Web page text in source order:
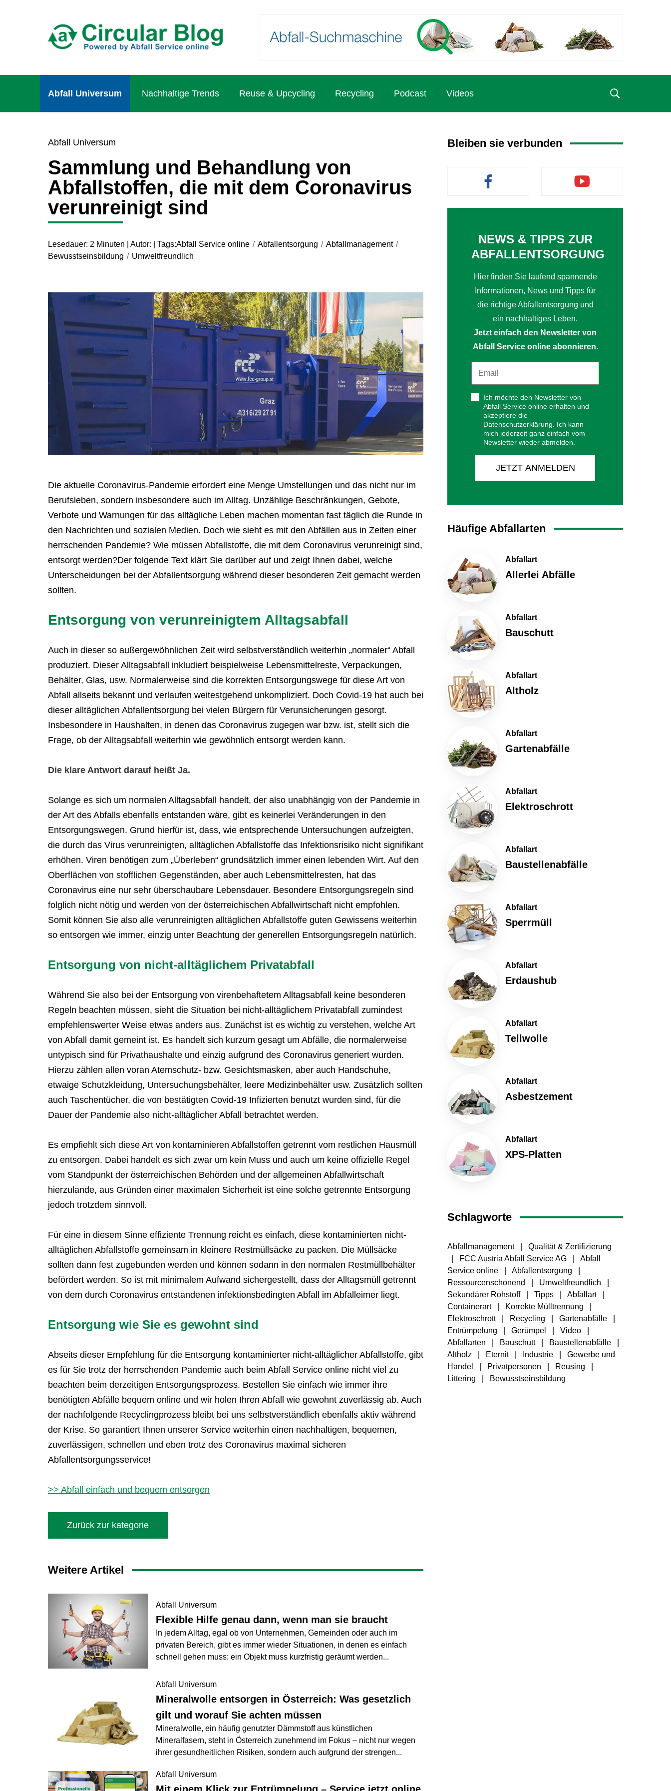
Abfall Universum Nachhaltige Trends Reuse & Upcycling Recycling Podcast Videos
Abfall Universum
Sammlung und Behandlung von
Abfallstoffen, die mit dem Coronavirus
verunreinigt sind
Lesedauer: 2 Minuten | Autor: | Tags:Abfall Service online / Abfallentsorgung / Abfallmanagement /
Bewusstseinsbildung / Umweltfreundlich
Die aktuelle Coronavirus-Pandemie erfordert eine Menge Umstellungen und das nicht nur im
Berufsleben, sondern insbesondere auch im Alltag. Unzählige Beschränkungen, Gebote,
Verbote und Warnungen für das alltägliche Leben machen momentan fast täglich die Runde in
den Nachrichten und sozialen Medien. Doch wie sieht es mit den Abfällen aus in Zeiten einer
herrschenden Pandemie? Wie müssen Abfallstoffe, die mit dem Coronavirus verunreinigt sind,
entsorgt werden?Der folgende Text klärt Sie darüber auf und zeigt Ihnen dabei, welche
Unterscheidungen bei der Abfallentsorgung während dieser besonderen Zeit gemacht werden
sollten.
Entsorgung von verunreinigtem Alltagsabfall
Auch in dieser so außergewöhnlichen Zeit wird selbstverständlich weiterhin „normaler“ Abfall
produziert. Dieser Alltagsabfall inkludiert beispielweise Lebensmittelreste, Verpackungen,
Behälter, Glas, usw. Normalerweise sind die korrekten Entsorgungswege für diese Art von
Abfall allseits bekannt und verlaufen weitestgehend unkompliziert. Doch Covid-19 hat auch bei
dieser alltäglichen Abfallentsorgung bei vielen Bürgern für Verunsicherungen gesorgt.
Insbesondere in Haushalten, in denen das Coronavirus zugegen war bzw. ist, stellt sich die
Frage, ob der Alltagsabfall weiterhin wie gewöhnlich entsorgt werden kann.
Die klare Antwort darauf heißt Ja.
Solange es sich um normalen Alltagsabfall handelt, der also unabhängig von der Pandemie in
der Art des Abfalls ebenfalls entstanden wäre, gibt es keinerlei Veränderungen in den
Entsorgungswegen. Grund hierfür ist, dass, wie entsprechende Untersuchungen aufzeigten,
die durch das Virus verunreinigten, alltäglichen Abfallstoffe das Infektionsrisiko nicht signifikant
erhöhen. Viren benötigen zum „Überleben“ grundsätzlich immer einen lebenden Wirt. Auf den
Oberflächen von stofflichen Gegenständen, aber auch Lebensmittelresten, hat das
Coronavirus eine nur sehr überschaubare Lebensdauer. Besondere Entsorgungsregeln sind
folglich nicht nötig und werden von der österreichischen Abfallwirtschaft nicht empfohlen.
Somit können Sie also alle verunreinigten alltäglichen Abfallstoffe guten Gewissens weiterhin
so entsorgen wie immer, einzig unter Beachtung der generellen Entsorgungsregeln natürlich.
Entsorgung von nicht-alltäglichem Privatabfall
Während Sie also bei der Entsorgung von virenbehaftetem Alltagsabfall keine besonderen
Regeln beachten müssen, sieht die Situation bei nicht-alltäglichem Privatabfall zumindest
empfehlenswerter Weise etwas anders aus. Zunächst ist es wichtig zu verstehen, welche Art
von Abfall damit gemeint ist. Es handelt sich kurzum gesagt um Abfälle, die normalerweise
untypisch sind für Privathaushalte und einzig aufgrund des Coronavirus generiert wurden.
Hierzu zählen allen voran Atemschutz- bzw. Gesichtsmasken, aber auch Handschuhe,
etwaige Schutzkleidung, Untersuchungsbehälter, leere Medizinbehälter usw. Zusätzlich sollten
auch Taschentücher, die von bestätigten Covid-19 Infizierten benutzt wurden sind, für die
Dauer der Pandemie also nicht-alltäglicher Abfall betrachtet werden.
Es empfiehlt sich diese Art von kontaminieren Abfallstoffen getrennt vom restlichen Hausmüll
zu entsorgen. Dabei handelt es sich zwar um kein Muss und auch um keine offizielle Regel
vom Standpunkt der österreichischen Behörden und der allgemeinen Abfallwirtschaft
hierzulande, aus Gründen einer maximalen Sicherheit ist eine solche getrennte Entsorgung
jedoch trotzdem sinnvoll.
Für eine in diesem Sinne effiziente Trennung reicht es einfach, diese kontaminierten nicht-
alltäglichen Abfallstoffe gemeinsam in kleinere Restmüllsäcke zu packen. Die Müllsäcke
sollten dann fest zugebunden werden und können sodann in den normalen Restmüllbehälter
befördert werden. So ist mit minimalem Aufwand sichergestellt, dass der Alltagsmüll getrennt
von dem durch Coronavirus entstandenen infektionsbedingten Abfall im Abfalleimer liegt.
Entsorgung wie Sie es gewohnt sind
Abseits dieser Empfehlung für die Entsorgung kontaminierter nicht-alltäglicher Abfallstoffe, gibt
es für Sie trotz der herrschenden Pandemie auch beim Abfall Service online nicht viel zu
beachten beim derzeitigen Entsorgungsprozess. Bestellen Sie einfach wie immer ihre
benötigten Abfälle bequem online und wir holen Ihren Abfall wie gewohnt zuverlässig ab. Auch
der nachfolgende Recyclingprozess bleibt bei uns selbstverständlich ebenfalls aktiv während
der Krise. So garantiert Ihnen unserer Service weiterhin einen nachhaltigen, bequemen,
zuverlässigen, schnellen und eben trotz des Coronavirus maximal sicheren
Abfallentsorgungsservice!
>> Abfall einfach und bequem entsorgen
Zurück zur kategorie
Weitere Artikel
Abfall Universum
Flexible Hilfe genau dann, wenn man sie braucht
In jedem Alltag, egal ob von Unternehmen, Gemeinden oder auch im
privaten Bereich, gibt es immer wieder Situationen, in denen es einfach
schnell gehen muss: ein Objekt muss kurzfristig geräumt werden...
Abfall Universum
Mineralwolle entsorgen in Österreich: Was gesetzlich
gilt und worauf Sie achten müssen
Mineralwolle, ein häufig genutzter Dämmstoff aus künstlichen
Mineralfasern, steht in Österreich zunehmend im Fokus – nicht nur wegen
ihrer gesundheitlichen Risiken, sondern auch aufgrund der strengen...
Abfall Universum
Bleiben sie verbunden
NEWS & TIPPS ZUR
ABFALLENTSORGUNG
Hier finden Sie laufend spannende
Informationen, News und Tipps für
die richtige Abfallentsorgung und
ein nachhaltiges Leben.
Jetzt einfach den Newsletter von
Abfall Service online abonnieren.
Ich möchte den Newsletter von
Abfall Service online erhalten und
akzeptiere die
Datenschutzerklärung. Ich kann
mich jederzeit ganz einfach vom
Newsletter wieder abmelden.
JETZT ANMELDEN
Häufige Abfallarten
Abfallart
Allerlei Abfälle
Abfallart
Bauschutt
Abfallart
Altholz
Abfallart
Gartenabfälle
Abfallart
Elektroschrott
Abfallart
Baustellenabfälle
Abfallart
Sperrmüll
Abfallart
Erdaushub
Abfallart
Tellwolle
Abfallart
Asbestzement
Abfallart
XPS-Platten
Schlagworte
Abfallmanagement
Qualität & Zertifizierung
FCC Austria Abfall Service AG
Abfall
Service online
Abfallentsorgung
Ressourcenschonend
Umweltfreundlich
Sekundärer Rohstoff
Tipps
Abfallart
Containerart
Korrekte Mülltrennung
Elektroschrott
Recycling
Gartenabfälle
Entrümpelung
Gerümpel
Video
Abfallarten
Bauschutt
Baustellenabfälle
Altholz
Eternit Industrie
Gewerbe und
Handel
Privatpersonen
Reusing
Littering
Bewusstseinsbildung